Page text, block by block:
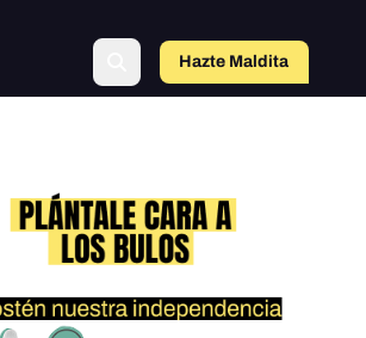
Hazte Maldito
a